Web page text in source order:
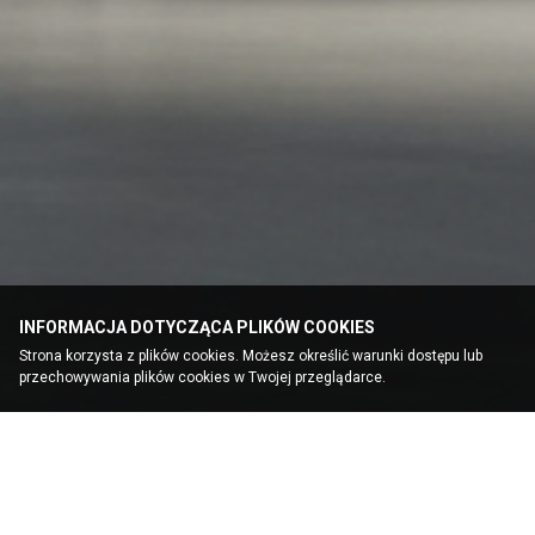
INFORMACJA DOTYCZĄCA PLIKÓW COOKIES
Strona korzysta z plików cookies. Możesz określić warunki dostępu lub
przechowywania plików cookies w Twojej przeglądarce.